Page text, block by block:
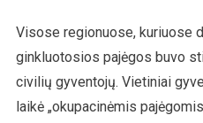
Visose regionuose, kuriuose
ginkluotosios pajėgos buvo
civilių gyventojų. Vietiniai
laikė „okupacinėmis